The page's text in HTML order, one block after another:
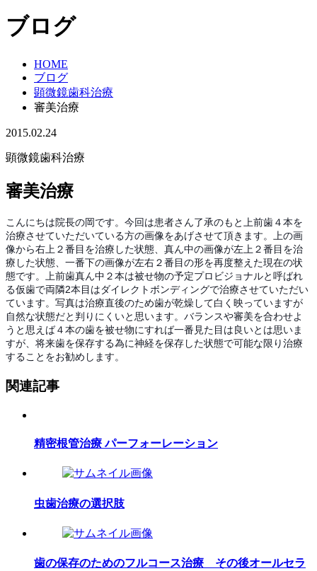
ブログ
HOME
ブログ
顕微鏡歯科治療
審美治療
2015.02.24
顕微鏡歯科治療
審美治療
こんにちは院長の岡です。今回は患者さん了承のもと上前歯４本を
治療させていただいている方の画像をあげさせて頂きます。上の画
像から右上２番目を治療した状態、真ん中の画像が左上２番目を治
療した状態、一番下の画像が左右２番目の形を再度整えた現在の状
態です。上前歯真ん中２本は被せ物の予定プロビジョナルと呼ばれ
る仮歯で両隣2本目はダイレクトボンディングで治療させていただい
ています。写真は治療直後のため歯が乾燥して白く映っていますが
自然な状態だと判りにくいと思います。バランスや審美を合わせよ
うと思えば４本の歯を被せ物にすれば一番見た目は良いとは思いま
すが、将来歯を保存する為に神経を保存した状態で可能な限り治療
することをお勧めします。
関連記事
精密根管治療 パーフォーレーション
虫歯治療の選択肢
歯の保存のためのフルコース治療 その後オールセラ